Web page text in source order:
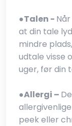
●​Talen -
at din tale
mindre
udtale visse
uger, før din
●​Allergi –
peek eller